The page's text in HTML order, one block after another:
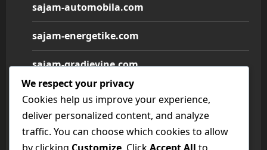
sajam-automobila.com
sajam-energetike.com
sajam-gradjevine.com
sajam-medicine.com
sajam-namestaja.com
We respect your privacy
Cookies help us improve your experience,
deliver personalized content, and analyze
traffic. You can choose which cookies to allow